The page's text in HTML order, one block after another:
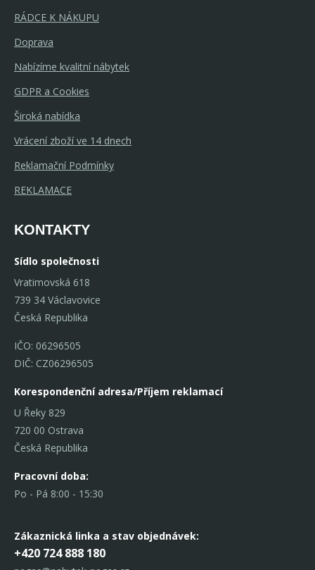
RÁDCE K NÁKUPU
Doprava
Nabízíme kvalitní nábytek
GDPR a Cookies
Široká nabídka
Vrácení zboží ve 14 dnech
Reklamační Podmínky
REKLAMACE
KONTAKTY
Sídlo společnosti
Vratimovská 618
739 34 Václavovice
Česká Republika
IČO: 06296505
DIČ: CZ06296505
Korespondenční adresa/Příjem reklamací
U Řeky 829
720 00 Ostrava
Česká Republika
Pracovní doba:
Po - Pá 8:00 - 15:30
Zákaznická linka a stav objednávek:
+420 724 888 180